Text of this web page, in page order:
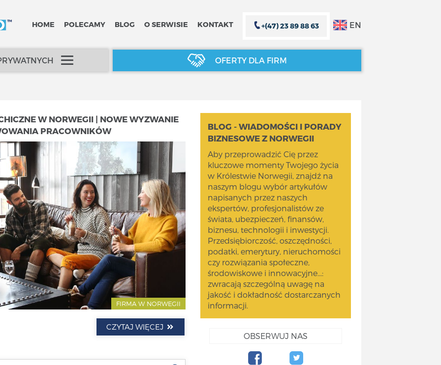
EN
HOME POLECAMY BLOG O SERWISIE KONTAKT +(47) 23 89 88 63
OFERTY DLA FIRM
W NORWEGII | NOWE WYZWANIE
PRACOWNIKÓW
FIRMA W NORWEGII
CZYTAJ WIĘCEJ
BLOG - WIADOMOŚCI I PORADY
BIZNESOWE Z NORWEGII
Aby przeprowadzić Cię przez
kluczowe momenty Twojego życia
w Królestwie Norwegii, znajdź na
naszym blogu wybór artykułów
napisanych przez naszych
ekspertów, profesjonalistów ze
świata, ubezpieczeń, finansów,
biznesu, technologii i inwestycji.
Przedsiębiorczość, oszczędności,
podatki, emerytury, nieruchomości
czy rozwiązania społeczne,
środowiskowe i innowacyjne...:
zwracają szczególną uwagę na
jakość i dokładność dostarczanych
informacji.
OBSERWUJ NAS